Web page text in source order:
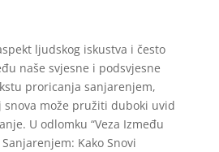
ljudskog iskustva i često
naše svjesne i podsvjesne
proricanja sanjarenjem,
može pružiti duboki uvid
U odlomku “Veza Između
Kako Snovi